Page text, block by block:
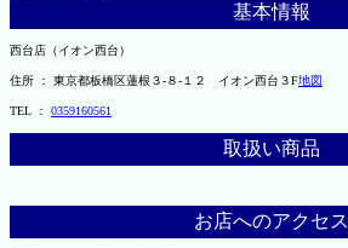
基本情報
西台店（イオン西台）
住所 ： 東京都板橋区蓮根３-８-１２ イオン西台３F地図
TEL ： 0359160561
取扱い商品
お店へのアクセス